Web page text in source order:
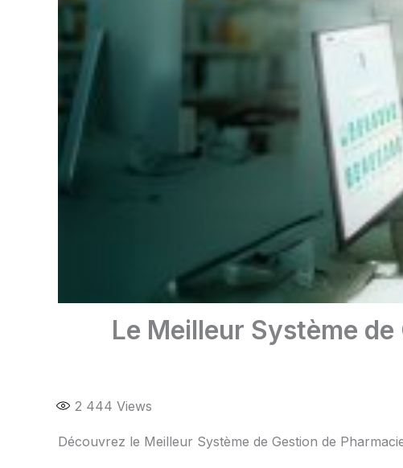
Le Meilleur Système
2 444 Views
Découvrez le Meilleur Système de Gestion de